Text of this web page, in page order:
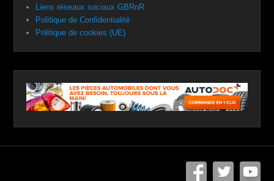
Liens réseaux sociaux GBRnR
Politique de Confidentialité
Politique de cookies (UE)